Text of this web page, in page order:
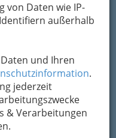
von Daten wie IP-
außerhalb
und Ihren
.
jederzeit
& Verarbeitungen
Stelle zur
ein sicheres
nach dem
Mail an das
Hundeparadies